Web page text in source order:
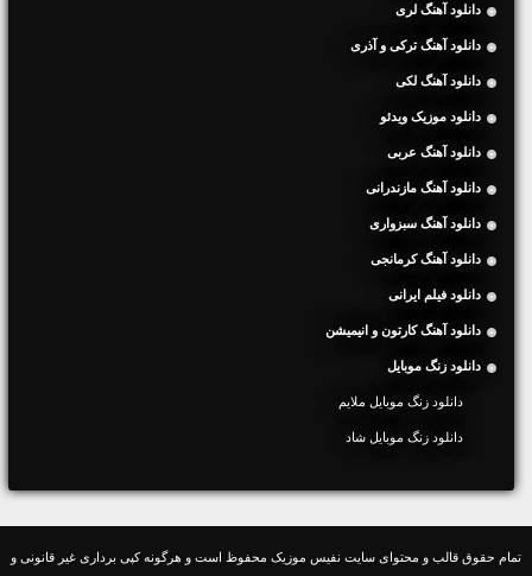
دانلود آهنگ لری
دانلود آهنگ ترکی و آذری
دانلود آهنگ لکی
دانلود موزیک ویدئو
دانلود آهنگ عربی
دانلود آهنگ مازندرانی
دانلود آهنگ سبزواری
دانلود آهنگ کرمانجی
دانلود فیلم ایرانی
دانلود آهنگ کارتون و انیمیشن
دانلود زنگ موبایل
دانلود زنگ موبایل ملایم
دانلود زنگ موبایل شاد
تمام حقوق قالب و محتوای سایت نفیس موزیک محفوظ است و هرگونه کپی برداری غیر قانونی و